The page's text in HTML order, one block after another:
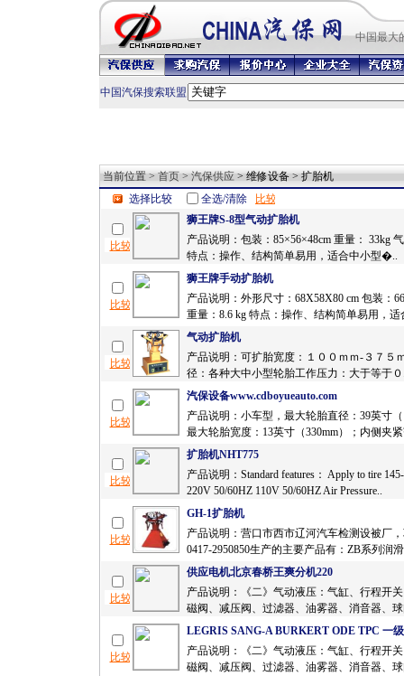
中国最大
中国汽保搜索联盟
当前位置 > 首页 > 汽保供应 > 维修设备 > 扩胎机
选择比较
全选/清除
狮王牌S-8型气动扩胎机
产品说明：包装：85×56×48cm 重量： 33kg
特点：操作、结构简单易用，适合中小型�..
狮王牌手动扩胎机
产品说明：外形尺寸：68X58X80 cm 包装：
重量：8.6 kg 特点：操作、结构简单易用，适
气动扩胎机
产品说明：可扩胎宽度：１００ｍｍ-３７５
径：各种大中小型轮胎工作压力：大于等于
汽保设备www.cdboyueauto.com
产品说明：小车型，最大轮胎直径：39英寸（
最大轮胎宽度：13英寸（330mm）；内侧夹
扩胎机NHT775
产品说明：Standard features： Apply to tire
220V 50/60HZ 110V 50/60HZ Air Pressure..
GH-1扩胎机
产品说明：营口市西市辽河汽车检测设被厂
0417-2950850生产的主要产品有：ZB系列润
供应电机北京春桥王爽分机220
产品说明：《二》气动液压：气缸、行程开
磁阀、减压阀、过滤器、油雾器、消音器、
LEGRIS SANG-A BURKERT ODE TPC 一
产品说明：《二》气动液压：气缸、行程开
磁阀、减压阀、过滤器、油雾器、消音器、